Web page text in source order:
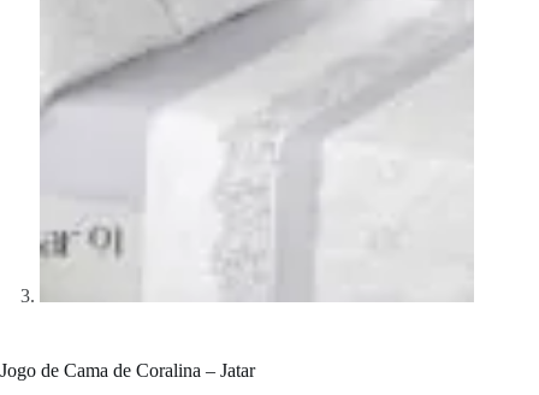
Jogo de Cama de Coralina – Jatar